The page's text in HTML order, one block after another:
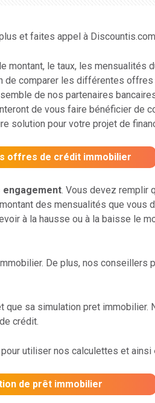
et faites appel à
montant, le taux, les mensualités
comparer les différentes
de nos partenaires
de vous faire bénéficier de
solution pour votre projet de
offres de crédit immobilier
. Vous devez remplir
des mensualités que vous
à la hausse ou à la baisse le
De plus, nos conseillers
sa simulation pret
crédit.
utiliser nos calculettes et ainsi
de prêt immobilier